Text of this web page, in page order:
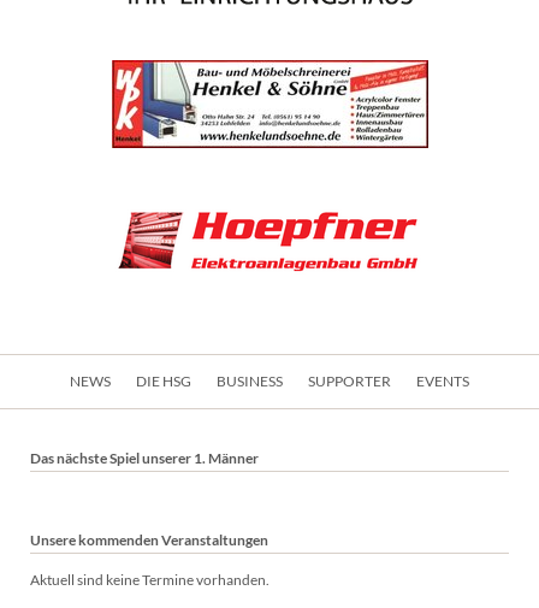
Navigation
NEWS DIE HSG BUSINESS SUPPORTER EVENTS
Das nächste Spiel unserer 1. Männer
Unsere kommenden Veranstaltungen
Aktuell sind keine Termine vorhanden.